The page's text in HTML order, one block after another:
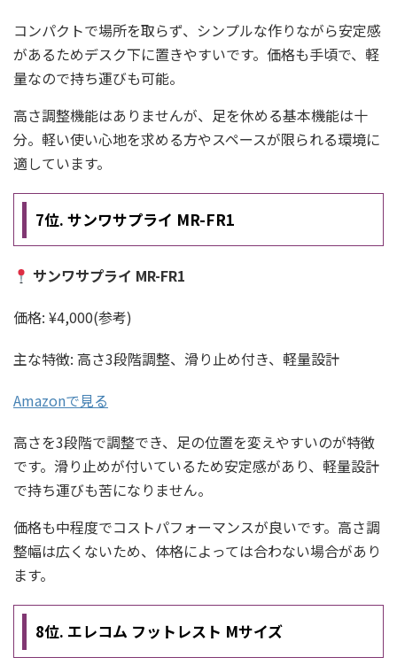
コンパクトで場所を取らず、シンプルな作りながら安定感
があるためデスク下に置きやすいです。価格も手頃で、軽
量なので持ち運びも可能。
高さ調整機能はありませんが、足を休める基本機能は十
分。軽い使い心地を求める方やスペースが限られる環境に
適しています。
7位. サンワサプライ MR-FR1
サンワサプライ MR-FR1
価格: ¥4,000(参考)
主な特徴: 高さ3段階調整、滑り止め付き、軽量設計
Amazonで見る
高さを3段階で調整でき、足の位置を変えやすいのが特徴
です。滑り止めが付いているため安定感があり、軽量設計
で持ち運びも苦になりません。
価格も中程度でコストパフォーマンスが良いです。高さ調
整幅は広くないため、体格によっては合わない場合があり
ます。
8位. エレコム フットレスト Mサイズ